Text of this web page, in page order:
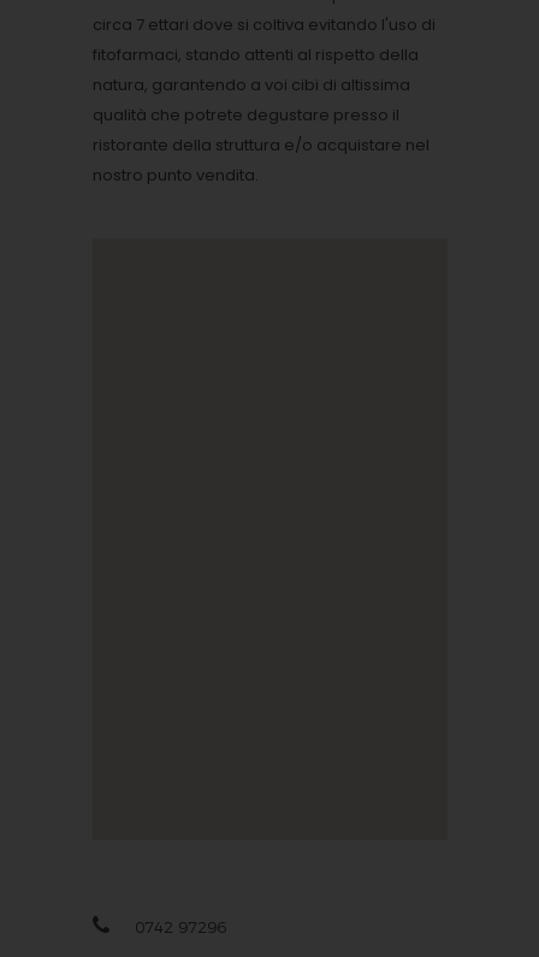
circa 7 ettari dove si coltiva evitando l'uso di
fitofarmaci, stando attenti al rispetto della
natura, garantendo a voi cibi di altissima
qualità che potrete degustare presso il
ristorante della struttura e/o acquistare nel
nostro punto vendita.
0742 97296